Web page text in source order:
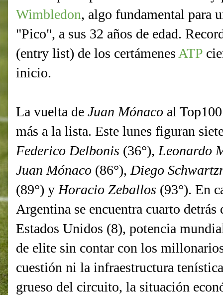
Wimbledon, algo fundamental para
"Pico", a sus 32 años de edad.
(entry list) de los certámenes ATP
inicio.
La vuelta de Juan Mónaco al
más a la lista. Este lunes figuran
Federico Delbonis (36°), Leonardo
Juan Mónaco (86°), Diego
(89°) y Horacio Zeballos (93°). En
Argentina se encuentra cuarto
Estados Unidos (8), potencia
de elite sin contar con los
cuestión ni la infraestructura
grueso del circuito, la situación